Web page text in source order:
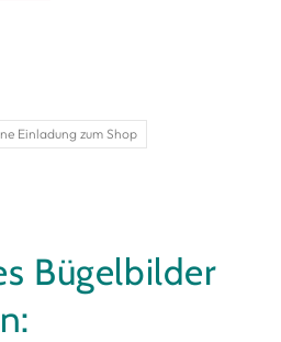
Einladung zum Shop
Bügelbilder